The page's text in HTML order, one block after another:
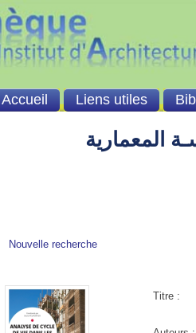
المعمارية
Nouvelle recherche
Titre :
Accueil Liens utiles